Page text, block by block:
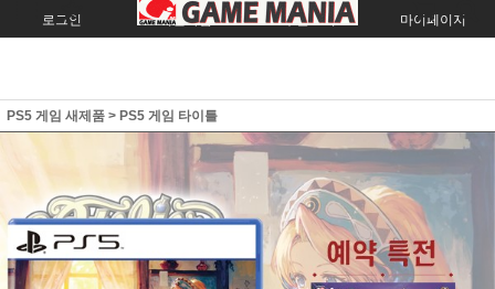
로그인 회원가입 주문조회 마이페이지
PS5 게임 새제품 > PS5 게임 타이틀